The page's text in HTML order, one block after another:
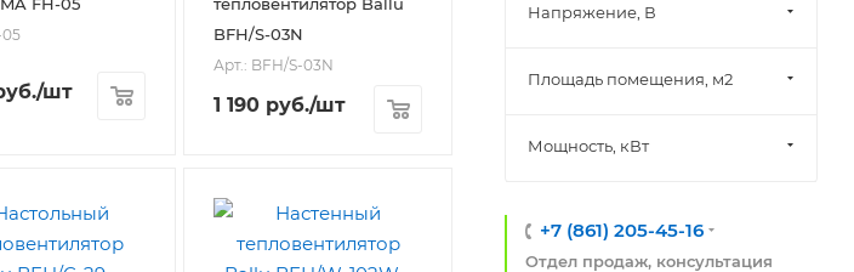
05
/шт
BFH/S-03N
Арт.: BFH/S-03N
1 190 руб./шт
Напряжение, В
Площадь помещения, м2
Мощность, кВт
+7 (861) 205-45-16
Отдел продаж, консультация